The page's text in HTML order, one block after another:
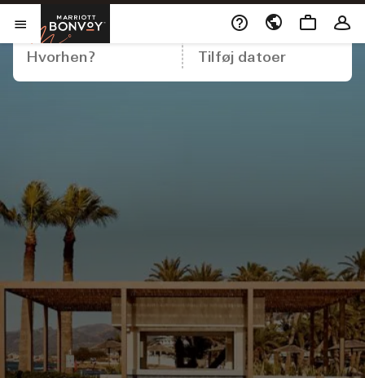
openMenu
Marriott BonvoyÅbner et nyt vindue
DESTINATION